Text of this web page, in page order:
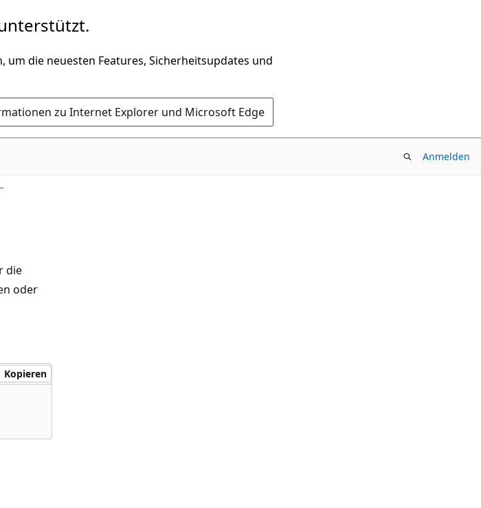
die neuesten Features, Sicherheitsupdates und
zu Internet Explorer und Microsoft Edge
Anmelden
die
oder
Kopieren